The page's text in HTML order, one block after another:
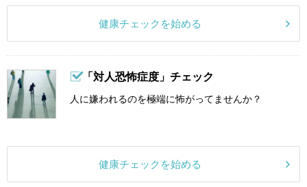
健康チェックを始める
「対人恐怖症度」チェック
人に嫌われるのを極端に怖がってませんか？
健康チェックを始める